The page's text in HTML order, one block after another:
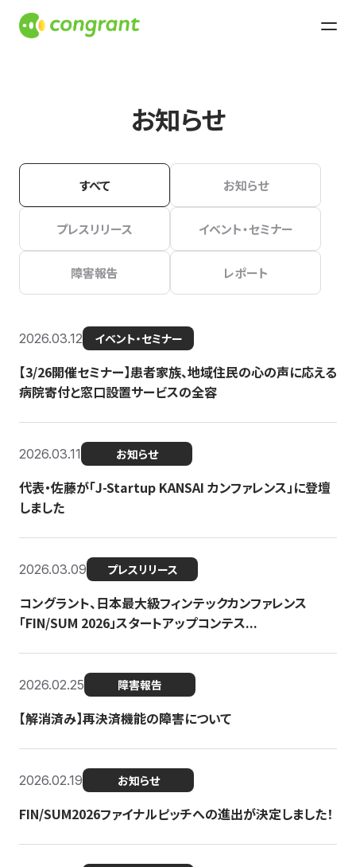
お知らせ
すべて お知らせ
プレスリリース イベント・セミナー
障害報告 レポート
2026.03.12 イベント・セミナー
【3/26開催セミナー】患者家族、地域住民の心の声に応える
病院寄付と窓口設置サービスの全容
2026.03.11 お知らせ
代表・佐藤が「J-Startup KANSAI カンファレンス」に登壇
しました
2026.03.09 プレスリリース
コングラント、日本最大級フィンテックカンファレンス
「FIN/SUM 2026」スタートアップコンテス...
2026.02.25 障害報告
【解消済み】再決済機能の障害について
2026.02.19 お知らせ
FIN/SUM2026ファイナルピッチへの進出が決定しました！